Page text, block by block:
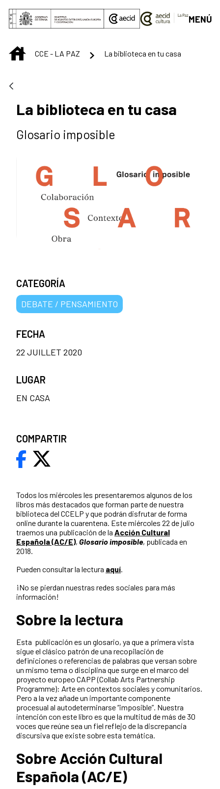
Saut au contenu principal
MENÚ
INICIOCCE - LA PAZ La biblioteca en tu casa
La biblioteca en tu casa
Glosario imposible
Todos los miércoles les presentaremos algunos de los
libros más destacados que forman parte de nuestra
biblioteca del CCELP y que podrán disfrutar de forma
online durante la cuarentena. Este miércoles 22 de julio
traemos una publicación de la Acción Cultural
Española (AC/E), Glosario imposible, publicada en
2018.
Pueden consultar la lectura aquí.
¡No se pierdan nuestras redes sociales para más
información!
Sobre la lectura
Esta publicación es un glosario, ya que a primera vista
sigue el clásico patrón de una recopilación de
definiciones o referencias de palabras que versan sobre
un mismo tema o disciplina que surge en el marco del
proyecto europeo CAPP (Collab Arts Partnership
Programme): Arte en contextos sociales y comunitarios.
Pero a la vez añade un importante componente
procesual al autodeterminarse “imposible”. Nuestra
intención con este libro es que la multitud de más de 30
voces que reúne sea un fiel reflejo de la discrepancia
discursiva que existe sobre esta temática.
Sobre Acción Cultural
Española (AC/E)
CATEGORÍA
DEBATE / PENSAMIENTO
FECHA
22 JUILLET 2020
LUGAR
EN CASA
COMPARTIR